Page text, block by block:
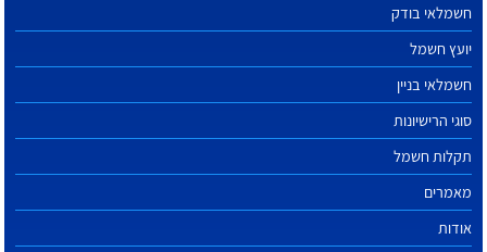
חשמלאי בודק
יועץ חשמל
חשמלאי בניין
סוגי הרישיונות
תקלות חשמל
מאמרים
אודות